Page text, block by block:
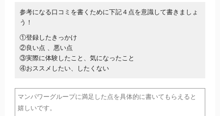
参考になる口コミを書くために下記４点を意識して書きましょ
う！
①登録したきっかけ
②良い点 、悪い点
③実際に体験したこと、気になったこと
④おススメしたい、したくない